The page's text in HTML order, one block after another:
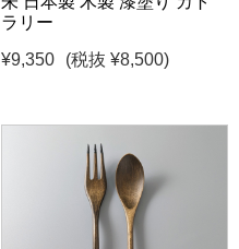
ラリー
¥9,350
(税抜 ¥8,500)